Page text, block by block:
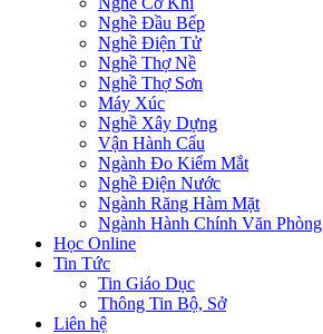
Nghề Đầu Bếp
Nghề Điện Tử
Nghề Thợ Nề
Nghề Thợ Sơn
Máy Xúc
Nghề Xây Dựng
Vận Hành Cẩu
Ngành Đo Kiểm Mắt
Nghề Điện Nước
Ngành Răng Hàm Mặt
Ngành Hành Chính Văn Phòng
Học Online
Tin Tức
Tin Giáo Dục
Thông Tin Bộ, Sở
Liên hệ